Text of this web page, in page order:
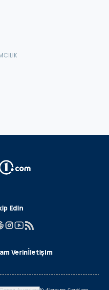
Edin
Verinİletişim